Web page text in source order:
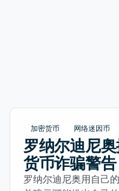
加密货币 网络迷因币
罗纳尔迪尼
货币诈骗警告
罗纳尔迪尼奥用自己